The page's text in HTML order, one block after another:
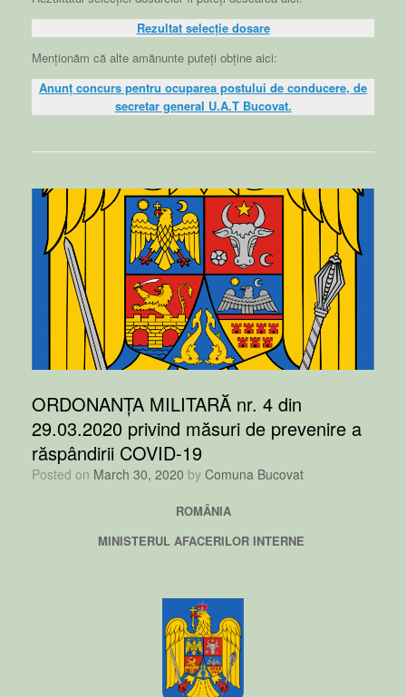
Rezultat selecție dosare
Menționăm că alte amănunte puteți obține aici:
Anunț concurs pentru ocuparea postului de conducere, de
secretar general U.A.T Bucovat.
ORDONANȚA MILITARĂ nr. 4 din
29.03.2020 privind măsuri de prevenire a
răspândirii COVID-19
Posted on March 30, 2020 by Comuna Bucovat
ROMÂNIA
MINISTERUL AFACERILOR INTERNE